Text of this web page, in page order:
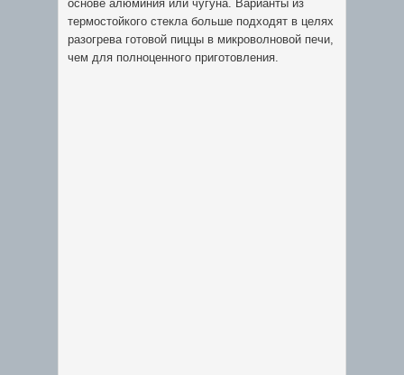
основе алюминия или чугуна. Варианты из
термостойкого стекла больше подходят в целях
разогрева готовой пиццы в микроволновой печи,
чем для полноценного приготовления.